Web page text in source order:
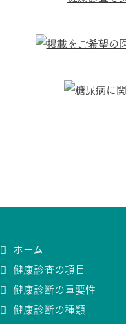
ホーム
健康診査の項目
健康診断の重要性
健康診断の種類